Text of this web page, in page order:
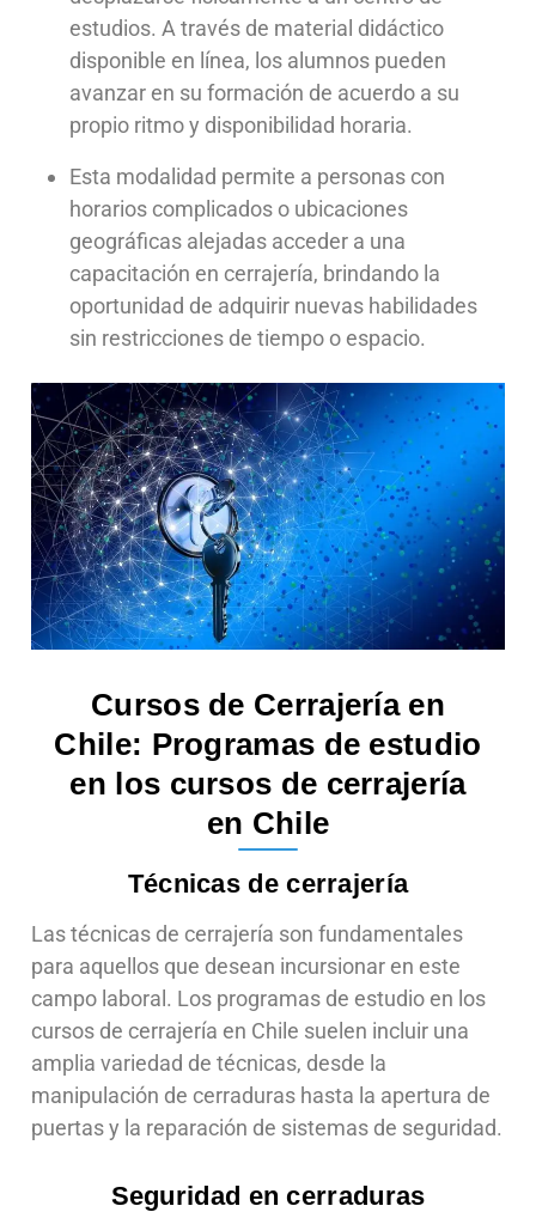
estudios. A través de material didáctico
disponible en línea, los alumnos pueden
avanzar en su formación de acuerdo a su
propio ritmo y disponibilidad horaria.
Esta modalidad permite a personas con
horarios complicados o ubicaciones
geográficas alejadas acceder a una
capacitación en cerrajería, brindando la
oportunidad de adquirir nuevas habilidades
sin restricciones de tiempo o espacio.
Cursos de Cerrajería en
Chile: Programas de estudio
en los cursos de cerrajería
en Chile
Técnicas de cerrajería
Las técnicas de cerrajería son fundamentales
para aquellos que desean incursionar en este
campo laboral. Los programas de estudio en los
cursos de cerrajería en Chile suelen incluir una
amplia variedad de técnicas, desde la
manipulación de cerraduras hasta la apertura de
puertas y la reparación de sistemas de seguridad.
Seguridad en cerraduras